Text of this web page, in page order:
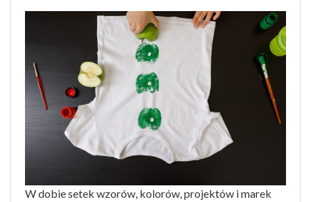
W dobie setek wzorów, kolorów, projektów i marek